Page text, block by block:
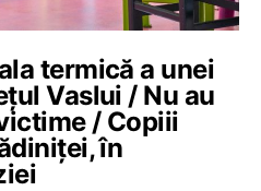
termică a unei
Vaslui / Nu au
/ Copiii
în